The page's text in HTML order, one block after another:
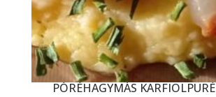
PÓRÉHAGYMÁS KARFIOLPÜRÉ